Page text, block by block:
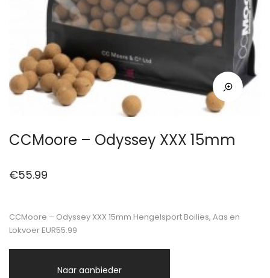
CCMoore – Odyssey XXX 15mm
€55.99
CCMoore – Odyssey XXX 15mm Hengelsport Boilies, Aas en
Lokvoer EUR55.99
Naar aanbieder